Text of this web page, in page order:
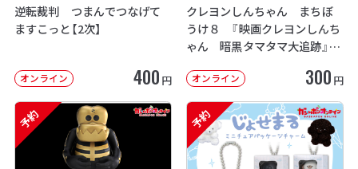
逆転裁判 つまんでつなげて
ますこっと【2次】
オンライン 400 円
クレヨンしんちゃん まちぼ
うけ８ 『映画クレヨンしんち
ゃん 暗黒タマタマ大追跡』【2
オンライン 300 円
予約 予約